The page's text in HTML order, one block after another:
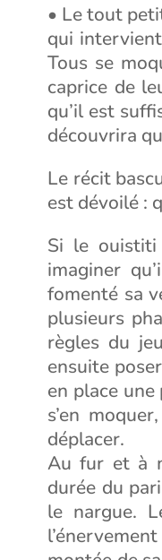
• Le tout
qui
Tous se
caprice de
qu’il est
découvrira
Le récit
est dévoilé :
Si le ouistiti
imaginer
fomenté sa
plusieurs
règles du
ensuite
en place
s’en
déplacer.
Au fur et à
durée du
le nargue.